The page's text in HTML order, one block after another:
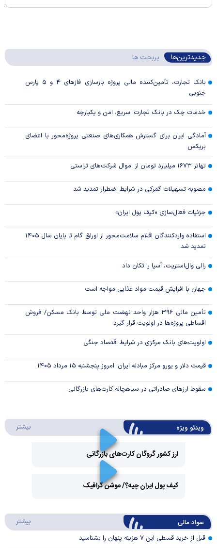
جدیدترین‌ها پربحث ها
بانک تجارت، تأمین‌کننده مالی پروژه بازسازی فاز‌های ۴ و ۵ پارس
جنوبی
خدمات چک در بانک تجارت؛ سریع، امن و یکپارچه
آمادگی ایران برای گسترش همکاری‌های صنعتی پروژه‌محور با اعضای
بریکس
تهاتر ۱۶۷۳ میلیارد تومان از اموال شرکت‌های تراستی
مصوبه تسهیلات گمرکی در شرایط اضطرار تمدید شد
جزئیات فعال‌سازی «کیف پول ایران»
استفاده واردکنندگان اقلام سلامت‌محور از اوراق گام تا پایان سال ۱۴۰۵
تمدید شد
رالی وال‌استریت، آسیا را تکان داد
جهان با افزایش قیمت مواد غذایی مواجه است
تأمین مالی ۳۹۶ هزار واحد نهضت ملی توسط بانک مسکن/ فروش
اقساطی پروژه‌ها در اولویت قرار گیرد
اولویت‌های بانک مرکزی در شرایط اقتصاد جنگی
قیمت دلار و یورو مرکز مبادله ایران؛ امروز پنجشنبه ۱۵ مرداد ۱۴۰۵
سقوط ارزهای صادراتی در سیاهچاله کارت‌های بازرگانی
ویدئو ویژه بیشتر
ارز کشور گروگان کارت‌های بازرگانی
Video
کیف پول ایران چیه؟/ موشن گرافیک
سواد مالی بیشتر
قبل از خرید قسطی این ۷ هزینه پنهان را بشناسید